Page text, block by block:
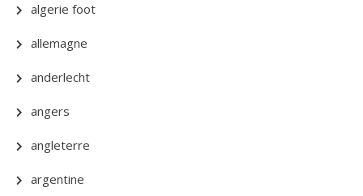
algerie foot
allemagne
anderlecht
angers
angleterre
argentine